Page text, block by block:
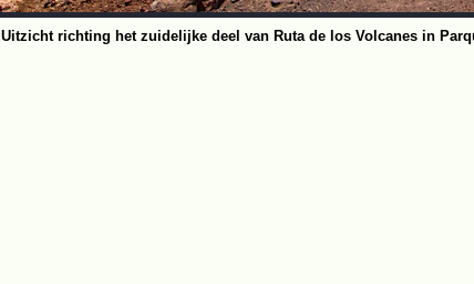
Uitzicht richting het zuidelijke deel van Ruta de los Volcanes in